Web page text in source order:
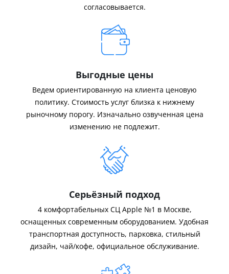
согласовывается.
Выгодные цены
Ведем ориентированную на клиента ценовую
политику. Стоимость услуг близка к нижнему
рыночному порогу. Изначально озвученная цена
изменению не подлежит.
Серьёзный подход
4 комфортабельных СЦ Apple №1 в Москве,
оснащенных современным оборудованием. Удобная
транспортная доступность, парковка, стильный
дизайн, чай/кофе, официальное обслуживание.